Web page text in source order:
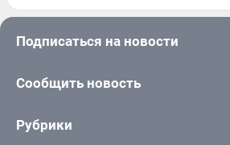
Подписаться на новости
Сообщить новость
Рубрики